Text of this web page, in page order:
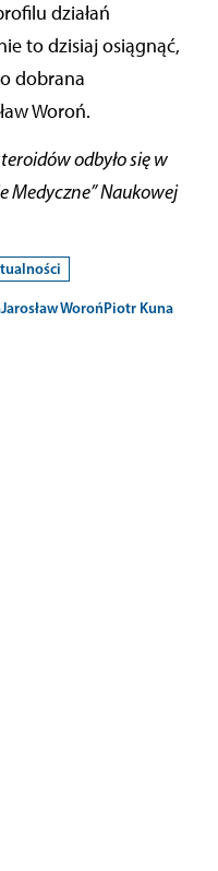
działań
to dzisiaj osiągnąć,
dobrana
Woroń.
odbyło się w
Medyczne” Naukowej
Jarosław WorońPiotr Kuna